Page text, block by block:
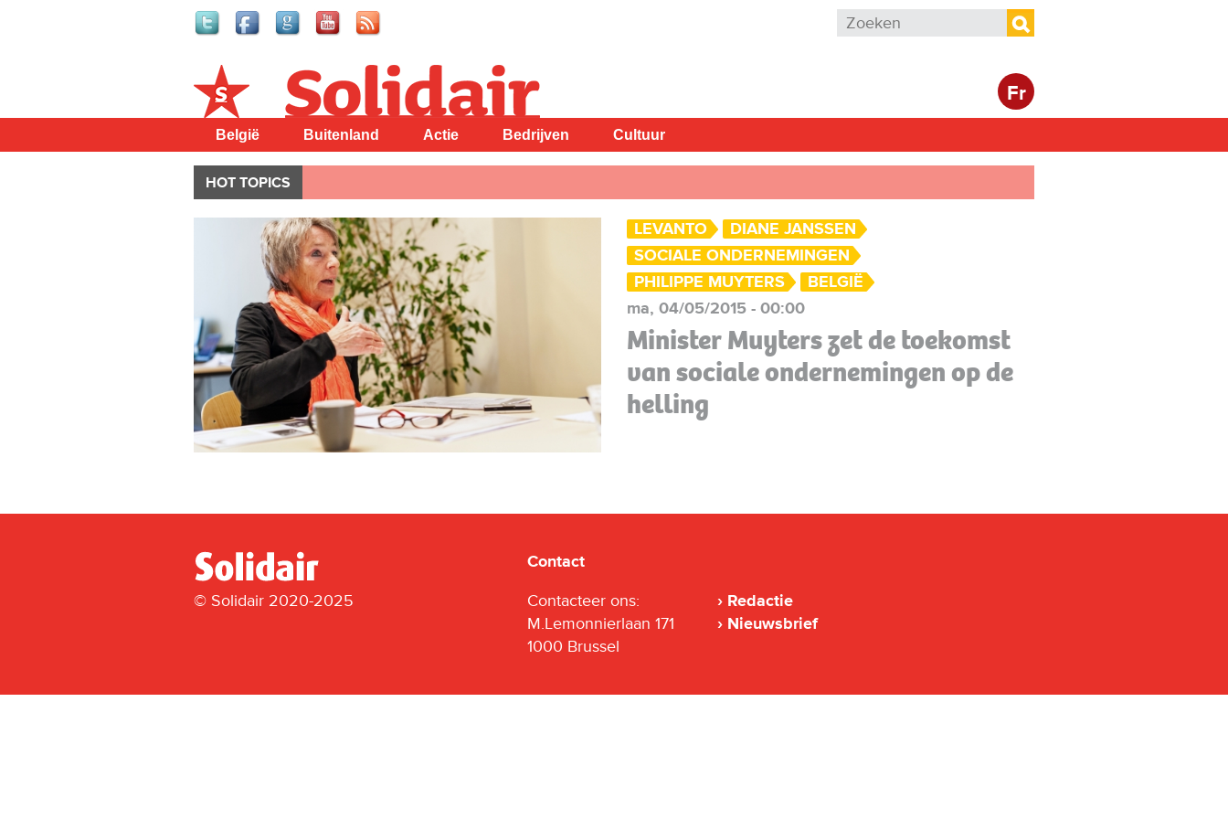
Zoekveld
Zoeken
Fr
Solidair
België Buitenland Actie Bedrijven Cultuur
HOT TOPICS
LEVANTO
DIANE JANSSEN
SOCIALE ONDERNEMINGEN
PHILIPPE MUYTERS
BELGIË
ma, 04/05/2015 - 00:00
Minister Muyters zet de toekomst
van sociale ondernemingen op de
helling
© Solidair 2020-2025
Contact
Contacteer ons:
M.Lemonnierlaan 171
1000 Brussel
Redactie
Nieuwsbrief